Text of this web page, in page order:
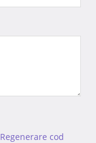
Regenerare cod